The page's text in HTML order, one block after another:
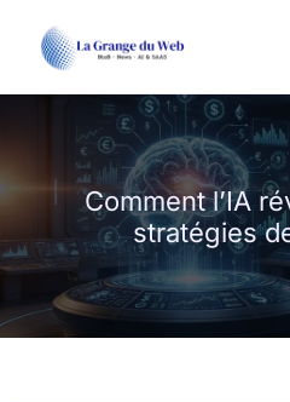
contenu
Comment l’IA
stratégies